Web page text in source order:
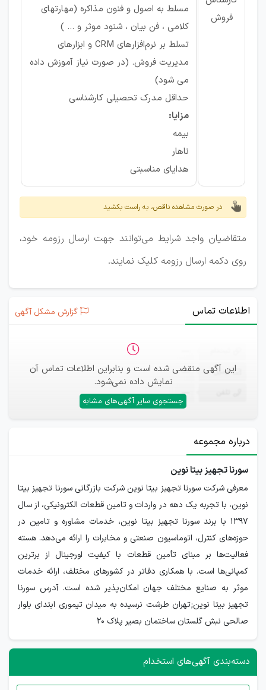
فروش
مسلط به اصول و فنون مذاکره (مهارتهای
کلامی ، فن بیان ، شنود موثر و ... )
تسلط بر نرم‌افزارهای CRM و ابزارهای
مدیریت فروش. (در صورت نیاز آموزش داده
می شود)
حداقل مدرک تحصیلی کارشناسی
مزایا:
بیمه
ناهار
هدایای مناسبتی
در صورت مشاهده ناقص، به راست بکشید
متقاضیان واجد شرایط می‌توانند جهت ارسال رزومه خود،
روی دکمه ارسال رزومه کلیک نمایند.
اطلاعات تماس گزارش مشکل آگهی
این آگهی منقضی شده است و بنابراین اطلاعات تماس آن
نمایش داده نمی‌شود.
جستجوی سایر آگهی‌های مشابه
ایمیل —
—
درباره مجموعه
سورنا تجهیز بیتا نوین
معرفی شرکت سورنا تجهیز بیتا نوین شرکت بازرگانی سورنا تجهیز بیتا
نوین، با تجربه یک دهه در واردات و تامین قطعات الکترونیکی، از سال
1397 با برند سورنا تجهیز بیتا نوین، خدمات مشاوره و تامین در
حوزه‌های کنترل، اتوماسیون صنعتی و مخابرات را ارائه می‌دهد. هسته
فعالیت‌ها بر مبنای تأمین قطعات با کیفیت اورجینال از برترین
کمپانی‌ها است. با همکاری دفاتر در کشورهای مختلف، ارائه خدمات
موثر به صنایع مختلف جهان امکان‌پذیر شده است. آدرس سورنا
تجهیز بیتا نوین;تهران طرشت نرسیده به میدان تیموری ابتدای بلوار
صالحی نبش گلستان ساختمان بصیر پلاک 20
دسته‌بندی آگهی‌های استخدام